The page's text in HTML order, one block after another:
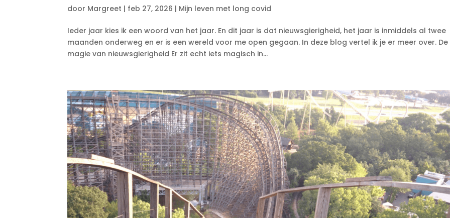
door Margreet | feb 27, 2026 | Mijn leven met long covid
Ieder jaar kies ik een woord van het jaar. En dit jaar is dat nieuwsgierigheid, het jaar is inmiddels al twee
maanden onderweg en er is een wereld voor me open gegaan. In deze blog vertel ik je er meer over. De
magie van nieuwsgierigheid Er zit echt iets magisch in...